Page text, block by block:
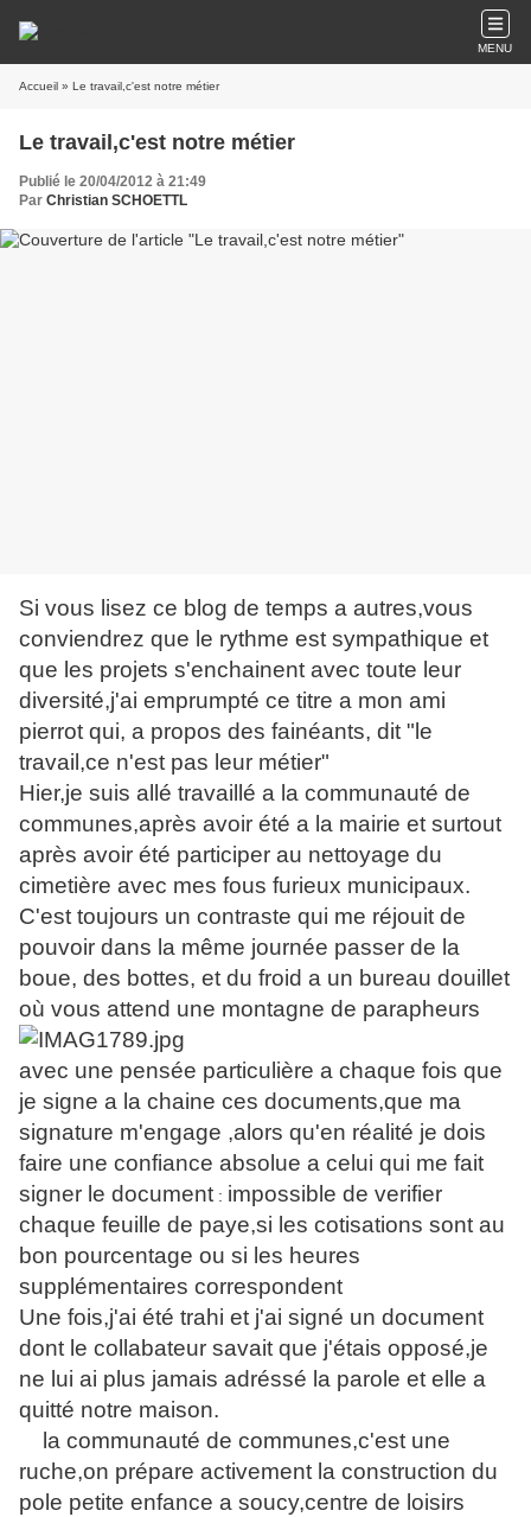
MENU
Accueil » Le travail,c'est notre métier
Le travail,c'est notre métier
Publié le 20/04/2012 à 21:49
Par Christian SCHOETTL
Si vous lisez ce blog de temps a autres,vous
conviendrez que le rythme est sympathique et
que les projets s'enchainent avec toute leur
diversité,j'ai emprumpté ce titre a mon ami
pierrot qui, a propos des fainéants, dit "le
travail,ce n'est pas leur métier"
Hier,je suis allé travaillé a la communauté de
communes,après avoir été a la mairie et surtout
après avoir été participer au nettoyage du
cimetière avec mes fous furieux municipaux.
C'est toujours un contraste qui me réjouit de
pouvoir dans la même journée passer de la
boue, des bottes, et du froid a un bureau douillet
où vous attend une montagne de parapheurs
avec une pensée particulière a chaque fois que
je signe a la chaine ces documents,que ma
signature m'engage ,alors qu'en réalité je dois
faire une confiance absolue a celui qui me fait
signer le document : impossible de verifier
chaque feuille de paye,si les cotisations sont au
bon pourcentage ou si les heures
supplémentaires correspondent
Une fois,j'ai été trahi et j'ai signé un document
dont le collabateur savait que j'étais opposé,je
ne lui ai plus jamais adréssé la parole et elle a
quitté notre maison.
la communauté de communes,c'est une
ruche,on prépare activement la construction du
pole petite enfance a soucy,centre de loisirs